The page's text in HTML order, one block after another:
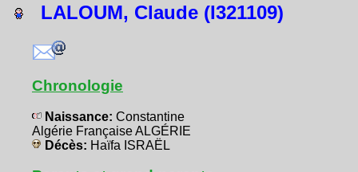
LALOUM, Claude (I321109)
Chronologie
Naissance: Constantine
Algérie Française ALGÉRIE
Décès: Haïfa ISRAËL